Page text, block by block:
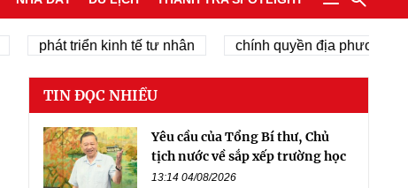
phát triển kinh tế tư nhân chính quyền địa phương 2 cấp
TIN ĐỌC NHIỀU
Yêu cầu của Tổng Bí thư, Chủ
tịch nước về sắp xếp trường học
13:14 04/08/2026